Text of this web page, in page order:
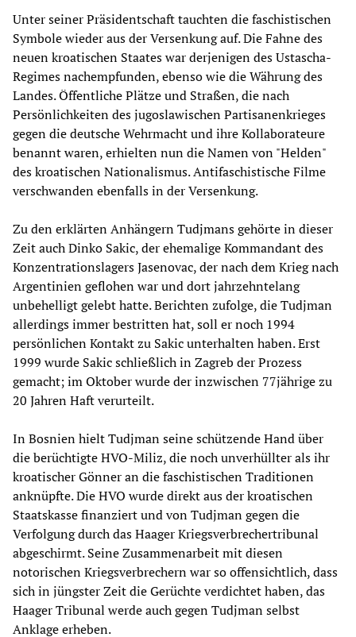
Unter seiner Präsidentschaft tauchten die faschistischen
Symbole wieder aus der Versenkung auf. Die Fahne des
neuen kroatischen Staates war derjenigen des Ustascha-
Regimes nachempfunden, ebenso wie die Währung des
Landes. Öffentliche Plätze und Straßen, die nach
Persönlichkeiten des jugoslawischen Partisanenkrieges
gegen die deutsche Wehrmacht und ihre Kollaborateure
benannt waren, erhielten nun die Namen von "Helden"
des kroatischen Nationalismus. Antifaschistische Filme
verschwanden ebenfalls in der Versenkung.
Zu den erklärten Anhängern Tudjmans gehörte in dieser
Zeit auch Dinko Sakic, der ehemalige Kommandant des
Konzentrationslagers Jasenovac, der nach dem Krieg nach
Argentinien geflohen war und dort jahrzehntelang
unbehelligt gelebt hatte. Berichten zufolge, die Tudjman
allerdings immer bestritten hat, soll er noch 1994
persönlichen Kontakt zu Sakic unterhalten haben. Erst
1999 wurde Sakic schließlich in Zagreb der Prozess
gemacht; im Oktober wurde der inzwischen 77jährige zu
20 Jahren Haft verurteilt.
In Bosnien hielt Tudjman seine schützende Hand über
die berüchtigte HVO-Miliz, die noch unverhüllter als ihr
kroatischer Gönner an die faschistischen Traditionen
anknüpfte. Die HVO wurde direkt aus der kroatischen
Staatskasse finanziert und von Tudjman gegen die
Verfolgung durch das Haager Kriegsverbrechertribunal
abgeschirmt. Seine Zusammenarbeit mit diesen
notorischen Kriegsverbrechern war so offensichtlich, dass
sich in jüngster Zeit die Gerüchte verdichtet haben, das
Haager Tribunal werde auch gegen Tudjman selbst
Anklage erheben.